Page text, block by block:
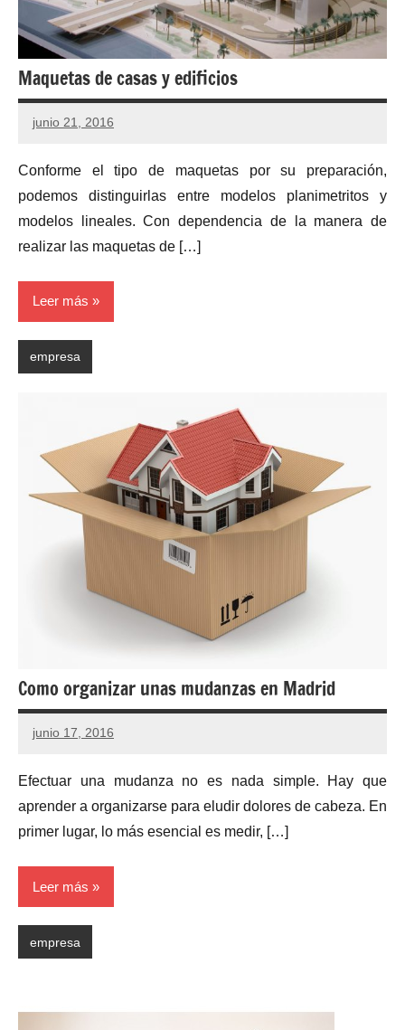
Maquetas de casas y edificios
junio 21, 2016
Conforme el tipo de maquetas por su preparación,
podemos distinguirlas entre modelos planimetritos y
modelos lineales. Con dependencia de la manera de
realizar las maquetas de […]
Leer más
empresa
Como organizar unas mudanzas en Madrid
junio 17, 2016
Efectuar una mudanza no es nada simple. Hay que
aprender a organizarse para eludir dolores de cabeza. En
primer lugar, lo más esencial es medir, […]
Leer más
empresa